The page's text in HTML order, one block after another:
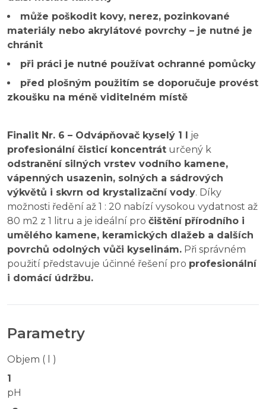
může poškodit kovy, nerez, pozinkované
materiály nebo akrylátové povrchy – je nutné je
chránit
při práci je nutné používat ochranné pomůcky
před plošným použitím se doporučuje provést
zkoušku na méně viditelném místě
Finalit Nr. 6 – Odvápňovač kyselý 1 l je
profesionální čisticí koncentrát určený k
odstranění silných vrstev vodního kamene,
vápenných usazenin, solných a sádrových
výkvětů i skvrn od krystalizační vody. Díky
možnosti ředění až 1 : 20 nabízí vysokou vydatnost až
80 m2 z 1 litru a je ideální pro čištění přírodního i
umělého kamene, keramických dlažeb a dalších
povrchů odolných vůči kyselinám. Při správném
použití představuje účinné řešení pro profesionální
i domácí údržbu.
Parametry
Objem ( l )
1
pH